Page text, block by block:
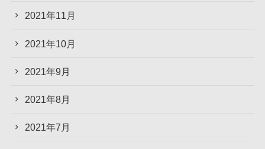
2021年11月
2021年10月
2021年9月
2021年8月
2021年7月